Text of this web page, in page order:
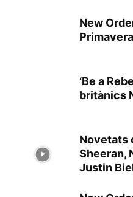
New
‘Be a
britànics
Novetats
Sheeran,
Justin